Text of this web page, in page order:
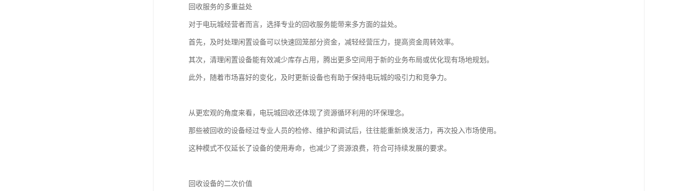
回收服务的多重益处
对于电玩城经营者而言，选择专业的回收服务能带来多方面的益处。
首先，及时处理闲置设备可以快速回笼部分资金，减轻经营压力，提高资金周转效率。
其次，清理闲置设备能有效减少库存占用，腾出更多空间用于新的业务布局或优化现有场地规划。
此外，随着市场喜好的变化，及时更新设备也有助于保持电玩城的吸引力和竞争力。
从更宏观的角度来看，电玩城回收还体现了资源循环利用的环保理念。
那些被回收的设备经过专业人员的检修、维护和调试后，往往能重新焕发活力，再次投入市场使用。
这种模式不仅延长了设备的使用寿命，也减少了资源浪费，符合可持续发展的要求。
回收设备的二次价值